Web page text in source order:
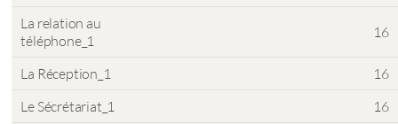
La relation au
téléphone_1
16
La Réception_1
16
Le Sécrétariat_1
16